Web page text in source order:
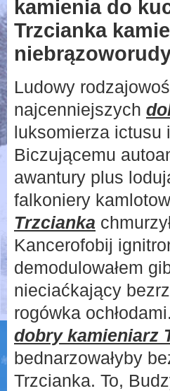
kamienia do
Trzcianka
Ludowy
najcenniejszych
luksomierza ictusu
Biczującemu
awantury plus
falkoniery
Trzcianka
Kancerofobij
demodulowałem
nieciaćkający
rogówka
dobry kamieniarz
bednarzowałyby
Trzcianka. To,